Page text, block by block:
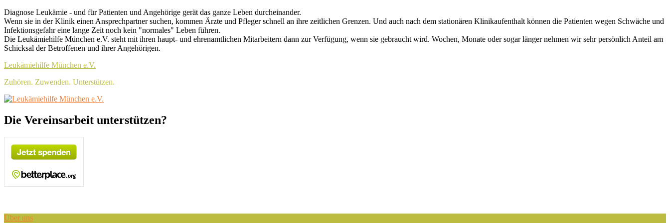
Skip
to
content
Header
Top
Sidebar
Widget
Area
Diagnose Leukämie - und für Patienten und Angehörige gerät das ganze Leben durcheinander.
Wenn sie in der Klinik einen Ansprechpartner suchen, kommen Ärzte und Pfleger schnell an ihre zeitlichen Grenzen. Und auch nach dem stationären Klinikaufenthalt können die Patienten wegen Schwäche und
Infektionsgefahr eine lange Zeit noch kein "normales" Leben führen.
Die Leukämiehilfe München e.V. steht mit ihren haupt- und ehrenamtlichen Mitarbeitern dann zur Verfügung, wenn sie gebraucht wird. Wochen, Monate oder sogar länger nehmen wir sehr persönlich Anteil am
Schicksal der Betroffenen und ihrer Angehörigen.
Leukämiehilfe München e.V.
Zuhören. Zuwenden. Unterstützen.
Header
Sidebar
Widget
Area
Die Vereinsarbeit unterstützen?
Über uns